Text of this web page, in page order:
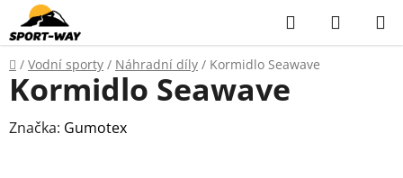
Přejít
na
obsah
Hledat
KOŠÍK
Domů
/ Vodní sporty / Náhradní díly / Kormidlo Seawave
Kormidlo Seawave
Značka: Gumotex